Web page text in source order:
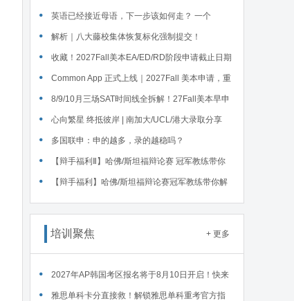
Serena给出她的回答
英语已经接近母语，下一步该如何走？ 一个
WSDA冠军少年的成长答案
解析｜八大藤校集体恢复标化强制提交！
收藏！2027Fall美本EA/ED/RD阶段申请截止日期
汇总！
Common App 正式上线｜2027Fall 美本申请，重
磅变化务必知晓（附申请截止日期汇总）
‌8/9/10月三场SAT时间线全拆解！27Fall美本早申
时间线盘点～
心向繁星 终抵彼岸 | 南加大/UCL/港大录取分享
多国联申：申的越多，录的越稳吗？
【辩手福利Ⅱ】哈佛/斯坦福辩论赛 冠军教练带你
解读WSDA全国赛Junior即兴辩论第二轮备稿辩题
【辩手福利】哈佛/斯坦福辩论赛冠军教练带你解
读WSDA全国赛Junior即兴辩论第一轮备稿辩题
培训聚焦 + 更多
2027年AP韩国考区报名将于8月10日开启！快来
码住这份详细报名流程！
雅思单科卡分直接救！解锁雅思单科重考官方指